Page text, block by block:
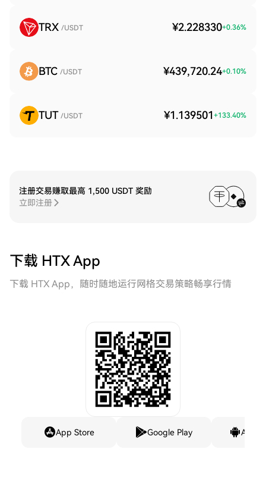
TRX /USDT ¥2.228330+0.36%
BTC /USDT ¥439,720.24+0.10%
TUT /USDT ¥1.139501 +133.40%
注册交易赚取最高 1,500 USDT 奖励
立即注册
下载 HTX App
下载 HTX App，随时随地运行网格交易策略畅享行情
App Store Google Play